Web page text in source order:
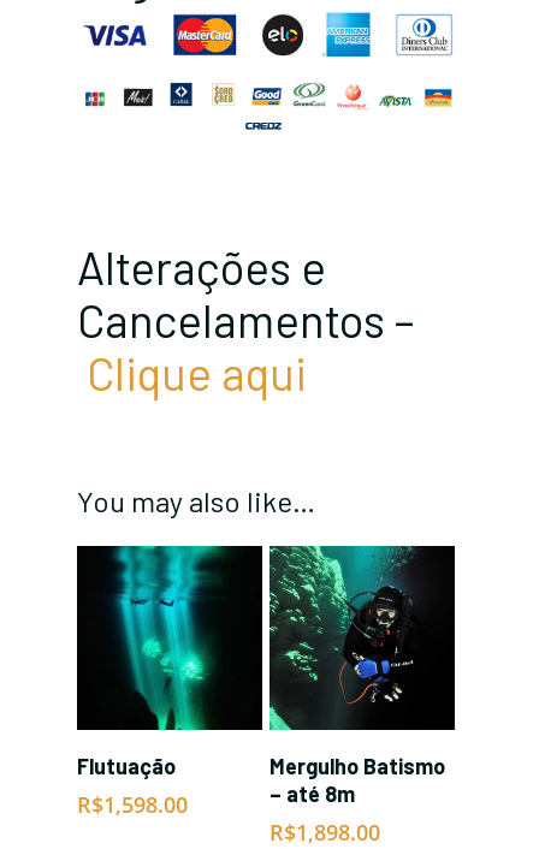
Alterações e
Cancelamentos –
Clique aqui
You may also like…
SAIBA MAIS
Flutuação
R$1,598.00
SAIBA MAIS
Mergulho Batismo
– até 8m
R$1,898.00